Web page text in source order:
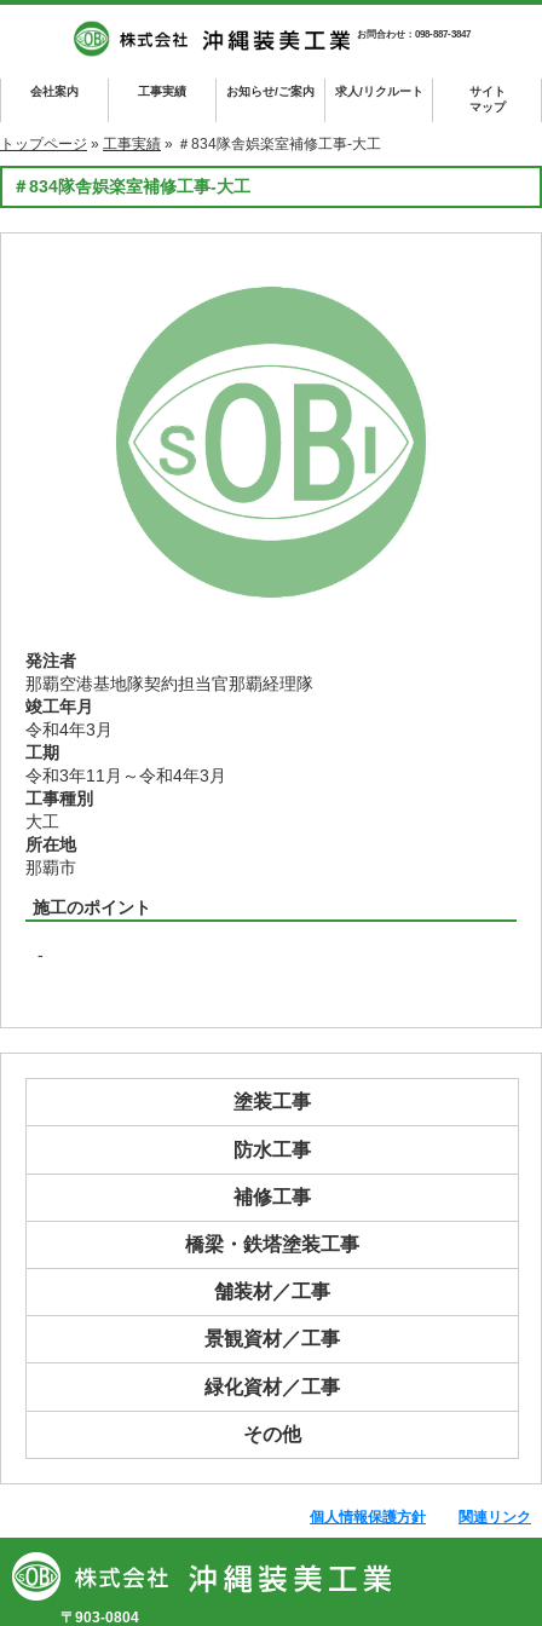
お問合わせ：098-887-3847
会社案内 工事実績 お知らせ/ご案内 求人/リクルート
サイト
マップ
トップページ » 工事実績 » ＃834隊舎娯楽室補修工事-大工
＃834隊舎娯楽室補修工事-大工
発注者
那覇空港基地隊契約担当官那覇経理隊
竣工年月
令和4年3月
工期
令和3年11月～令和4年3月
工事種別
大工
所在地
那覇市
施工のポイント
-
塗装工事
防水工事
補修工事
橋梁・鉄塔塗装工事
舗装材／工事
景観資材／工事
緑化資材／工事
その他
個人情報保護方針 関連リンク
〒903-0804